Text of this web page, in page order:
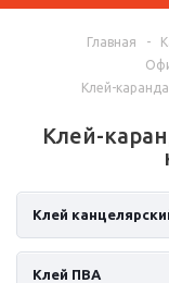
Главная -
Клей-
Клей-
Клей
Клей ПВА